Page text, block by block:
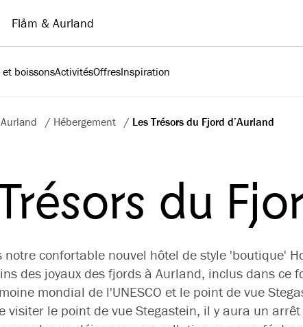
Flåm & Aurland
boissonsActivitésOffresInspiration
/ Hébergement / Les Trésors du Fjord d’Aurland
du
notre confortable nouvel hôtel de style 'boutique'
des joyaux des fjords à Aurland, inclus dans ce
mondial de l'UNESCO et le point de vue
visiter le point de vue Stegastein, il y aura un